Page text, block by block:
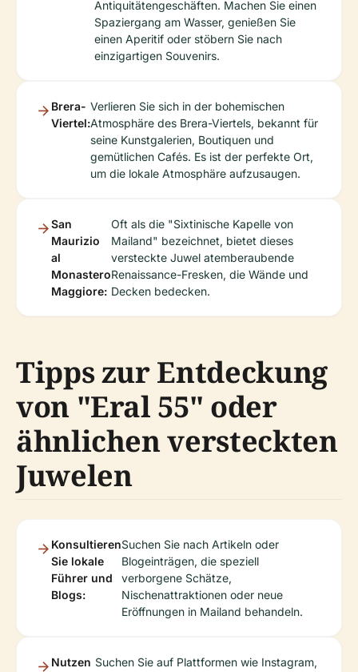
Antiquitätengeschäften. Machen Sie einen
Spaziergang am Wasser, genießen Sie
einen Aperitif oder stöbern Sie nach
einzigartigen Souvenirs.
Brera-
Viertel:
Verlieren Sie sich in der bohemischen
Atmosphäre des Brera-Viertels, bekannt für
seine Kunstgalerien, Boutiquen und
gemütlichen Cafés. Es ist der perfekte Ort,
um die lokale Atmosphäre aufzusaugen.
San
Maurizio
al
Monastero
Maggiore:
Oft als die "Sixtinische Kapelle von
Mailand" bezeichnet, bietet dieses
versteckte Juwel atemberaubende
Renaissance-Fresken, die Wände und
Decken bedecken.
Tipps zur Entdeckung
von "Eral 55" oder
ähnlichen versteckten
Juwelen
Konsultieren
Sie lokale
Führer und
Blogs:
Suchen Sie nach Artikeln oder
Blogeinträgen, die speziell
verborgene Schätze,
Nischenattraktionen oder neue
Eröffnungen in Mailand behandeln.
Nutzen Suchen Sie auf Plattformen wie Instagram,